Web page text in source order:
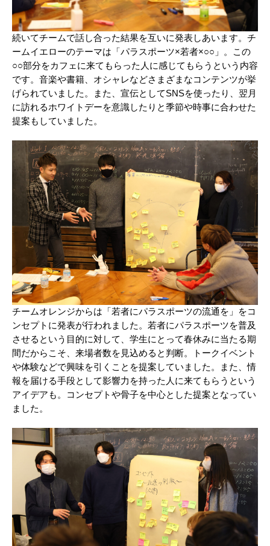
続いてチームで話し合った結果を互いに発表しあいます。チ
ームイエローのテーマは「パラスポーツ×若者×○○」。この
○○部分をカフェに来てもらった人に感じてもらうという内容
です。音楽や書籍、オシャレなどさまざまなコンテンツが挙
げられていました。また、宣伝としてSNSを使ったり、翌月
に訪れるホワイトデーを意識したりと季節や時事に合わせた
提案もしていました。
チームオレンジからは「若者にパラスポーツの流通を」をコ
ンセプトに発表が行われました。若者にパラスポーツを普及
させるという目的に対して、学生にとって春休みに当たる期
間だからこそ、来場者数を見込めると判断。トークイベント
や体験などで興味を引くことを提案していました。また、情
報を届ける手段として影響力を持った人に来てもらうという
アイデアも。コンセプトや骨子を中心とした提案となってい
ました。